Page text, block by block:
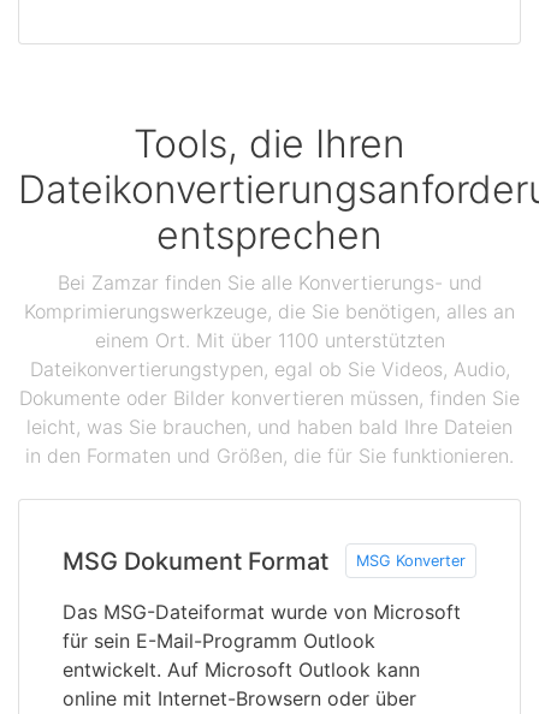
Tools, die Ihren
entsprechen
Bei Zamzar finden Sie alle Konvertierungs- und
Komprimierungswerkzeuge, die Sie benötigen, alles an
einem Ort. Mit über 1100 unterstützten
Dateikonvertierungstypen, egal ob Sie Videos, Audio,
Dokumente oder Bilder konvertieren müssen, finden Sie
leicht, was Sie brauchen, und haben bald Ihre Dateien
in den Formaten und Größen, die für Sie funktionieren.
MSG Dokument Format MSG Konverter
Das MSG-Dateiformat wurde von Microsoft
für sein E-Mail-Programm Outlook
entwickelt. Auf Microsoft Outlook kann
online mit Internet-Browsern oder über